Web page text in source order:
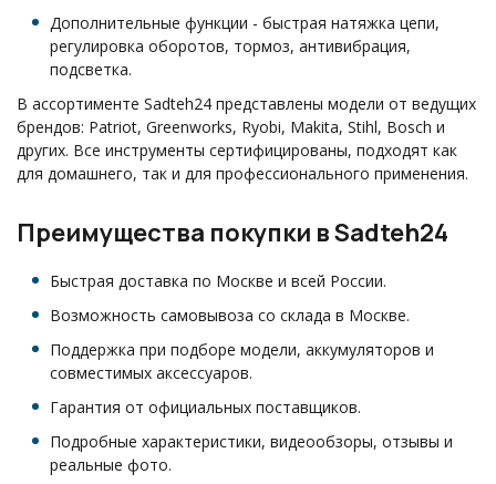
Дополнительные функции - быстрая натяжка цепи,
регулировка оборотов, тормоз, антивибрация,
подсветка.
В ассортименте Sadteh24 представлены модели от ведущих
брендов: Patriot, Greenworks, Ryobi, Makita, Stihl, Bosch и
других. Все инструменты сертифицированы, подходят как
для домашнего, так и для профессионального применения.
Преимущества покупки в Sadteh24
Быстрая доставка по Москве и всей России.
Возможность самовывоза со склада в Москве.
Поддержка при подборе модели, аккумуляторов и
совместимых аксессуаров.
Гарантия от официальных поставщиков.
Подробные характеристики, видеообзоры, отзывы и
реальные фото.